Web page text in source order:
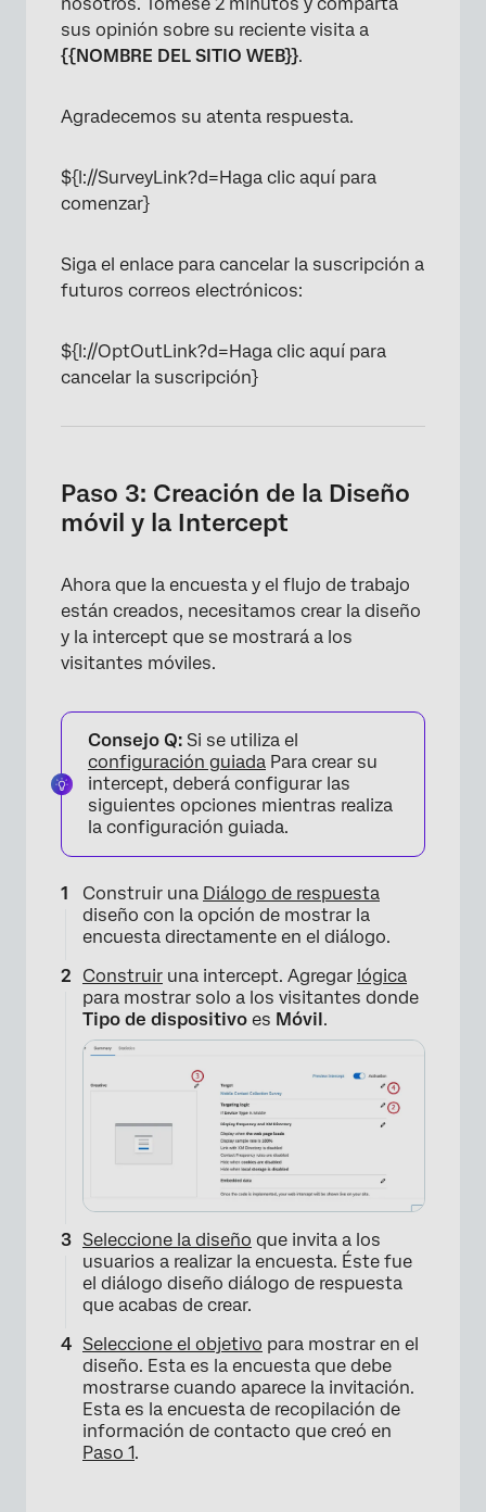
sus opinión sobre su reciente visita a
{{NOMBRE DEL SITIO WEB}}.
Agradecemos su atenta respuesta.
${l://SurveyLink?d=Haga clic aquí para
comenzar}
​​​​​​​Siga el enlace para cancelar la suscripción a
futuros correos electrónicos:
${l://OptOutLink?d=Haga clic aquí para
cancelar la suscripción}
Paso 3: Creación de la Diseño
móvil y la Intercept
Ahora que la encuesta y el flujo de trabajo
están creados, necesitamos crear la diseño
y la intercept que se mostrará a los
visitantes móviles.
Consejo Q: Si se utiliza el
configuración guiada Para crear su
intercept, deberá configurar las
siguientes opciones mientras realiza
la configuración guiada.
Construir una Diálogo de respuesta
diseño con la opción de mostrar la
encuesta directamente en el diálogo.
Construir una intercept. Agregar lógica
para mostrar solo a los visitantes donde
Tipo de dispositivo es Móvil.
Seleccione la diseño que invita a los
usuarios a realizar la encuesta. Éste fue
el diálogo diseño diálogo de respuesta
que acabas de crear.
Seleccione el objetivo para mostrar en el
diseño. Esta es la encuesta que debe
mostrarse cuando aparece la invitación.
Esta es la encuesta de recopilación de
información de contacto que creó en
Paso 1.